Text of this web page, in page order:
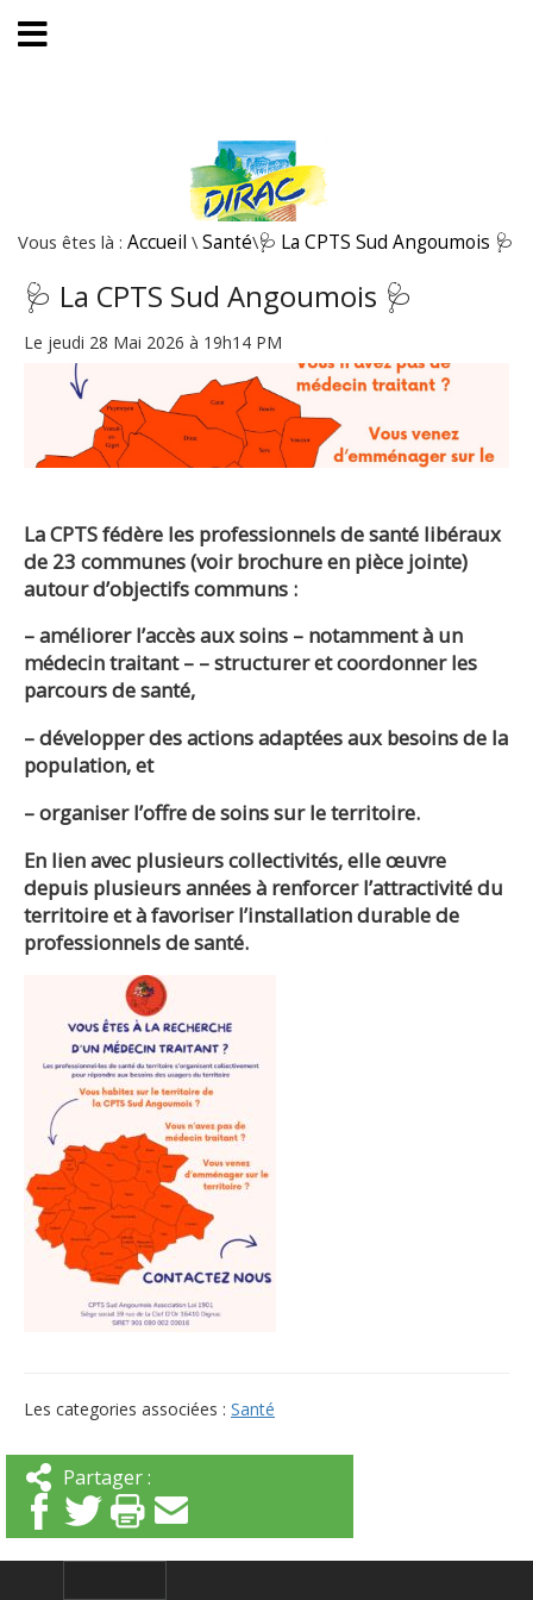
Vous êtes là : Accueil \ Santé\🩺 La CPTS Sud Angoumois 🩺
🩺 La CPTS Sud Angoumois 🩺
Le jeudi 28 Mai 2026 à 19h14 PM
La CPTS fédère les professionnels de santé libéraux
de 23 communes (voir brochure en pièce jointe)
autour d’objectifs communs :
–améliorer l’accès aux soins – notamment à un
médecin traitant – – structurer et coordonner les
parcours de santé,
– développer des actions adaptées aux besoins de la
population, et
– organiser l’offre de soins sur le territoire.
En lien avec plusieurs collectivités, elle œuvre
depuis plusieurs années à renforcer l’attractivité du
territoire et à favoriser l’installation durable de
professionnels de santé.
Les categories associées : Santé
Partager :